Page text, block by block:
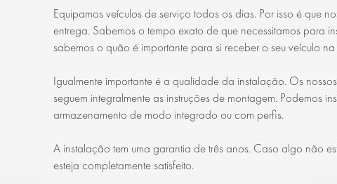
Equipamos veículos de serviço todos os dias. Por isso é que
entrega. Sabemos o tempo exato de que necessitamos para
sabemos o quão é importante para si receber o seu veículo
Igualmente importante é a qualidade da instalação. Os
seguem integralmente as instruções de montagem. Podemos
armazenamento de modo integrado ou com perfis.
A instalação tem uma garantia de três anos. Caso algo não
esteja completamente satisfeito.